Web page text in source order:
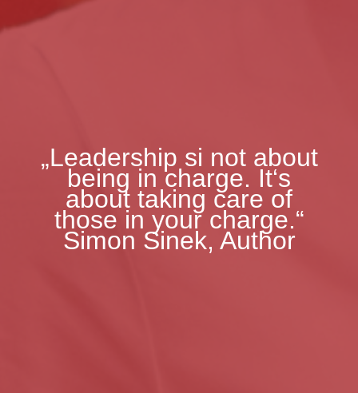
„Leadership si not about
being in charge. It‘s
about taking care of
those in your charge.“
Simon Sinek, Author